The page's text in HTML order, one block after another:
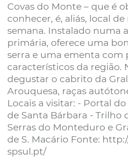
Covas do Monte – que é
conhecer, é, aliás, local
semana. Instalado numa
primária, oferece uma
serra e uma ementa com
característicos da região.
degustar o cabrito da
Arouquesa, raças
Locais a visitar: - Portal
de Santa Bárbara - Trilho
Serras do Monteduro e
de S. Macário Fonte:
spsul.pt/